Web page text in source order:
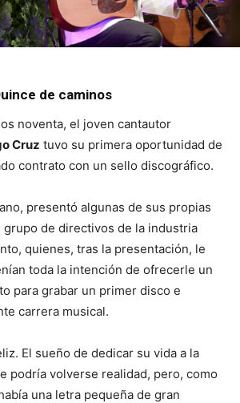
de caminos
noventa, el joven cantautor
Cruz tuvo su primera oportunidad de
contrato con un sello discográfico.
presentó algunas de sus propias
grupo de directivos de la industria
quienes, tras la presentación, le
toda la intención de ofrecerle un
para grabar un primer disco e
carrera musical.
El sueño de dedicar su vida a la
podría volverse realidad, pero, como
una letra pequeña de gran